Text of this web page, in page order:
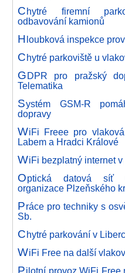
C hytré firemní
odbavování kamionů
H loubková inspekce
C hytré parkoviště u
G DPR pro pražský
Telematika
Systém GSM-R
dopravy
WiFi Freee pro
Labem a Hradci Králové
WiFi bezplatný internet
Optická datová síť
organizace Plzeňského
Práce pro techniky s
Sb.
C hytré parkování v
WiFi Free na další
P